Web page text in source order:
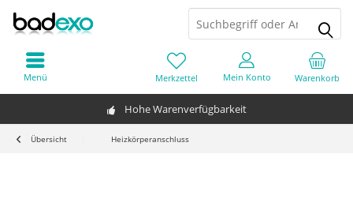
Hohe Warenverfügbarkeit
Warenkorb
Merkzettel Mein Konto
Menü
Übersicht Heizkörperanschluss